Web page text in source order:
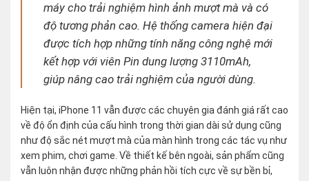
máy cho trải nghiệm hình ảnh mượt mà và có
độ tương phản cao. Hệ thống camera hiện đại
được tích hợp những tính năng công nghệ mới
kết hợp với viên Pin dung lượng 3110mAh,
giúp nâng cao trải nghiệm của người dùng.
Hiện tại, iPhone 11 vẫn được các chuyên gia đánh giá rất cao
về độ ổn định của cấu hình trong thời gian dài sử dụng cũng
như độ sắc nét mượt mà của màn hình trong các tác vụ như
xem phim, chơi game. Về thiết kế bên ngoài, sản phẩm cũng
vẫn luôn nhận được những phản hồi tích cực về sự bền bỉ,